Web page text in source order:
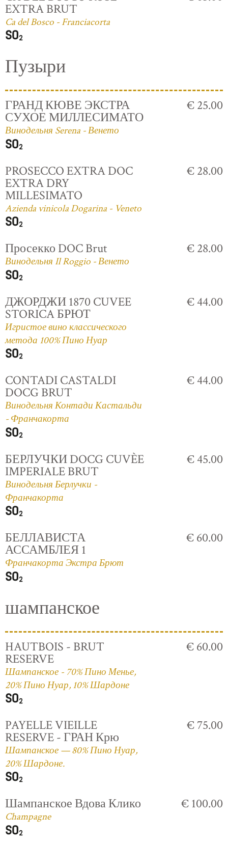
EXTRA BRUT
Ca del Bosco - Franciacorta
Пузыри
ГРАНД КЮВЕ ЭКСТРА
СУХОЕ МИЛЛЕСИМАТО
Винодельня Serena - Венето
€ 25.00
PROSECCO EXTRA DOC
EXTRA DRY
MILLESIMATO
Azienda vinicola Dogarina - Veneto
€ 28.00
Просекко DOC Brut
Винодельня Il Roggio - Венето
€ 28.00
ДЖОРДЖИ 1870 CUVEE
STORICA БРЮТ
Игристое вино классического
метода 100% Пино Нуар
€ 44.00
CONTADI CASTALDI
DOCG BRUT
Винодельня Контади Кастальди
- Франчакорта
€ 44.00
БЕРЛУЧКИ DOCG CUVÈE
IMPERIALE BRUT
Винодельня Берлучки -
Франчакорта
€ 45.00
БЕЛЛАВИСТА
АССАМБЛЕЯ 1
Франчакорта Экстра Брют
€ 60.00
шампанское
HAUTBOIS - BRUT
RESERVE
Шампанское - 70% Пино Менье,
20% Пино Нуар, 10% Шардоне
€ 60.00
PAYELLE VIEILLE
RESERVE - ГРАН Крю
Шампанское — 80% Пино Нуар,
20% Шардоне.
€ 75.00
Шампанское Вдова Клико
Champagne
€ 100.00